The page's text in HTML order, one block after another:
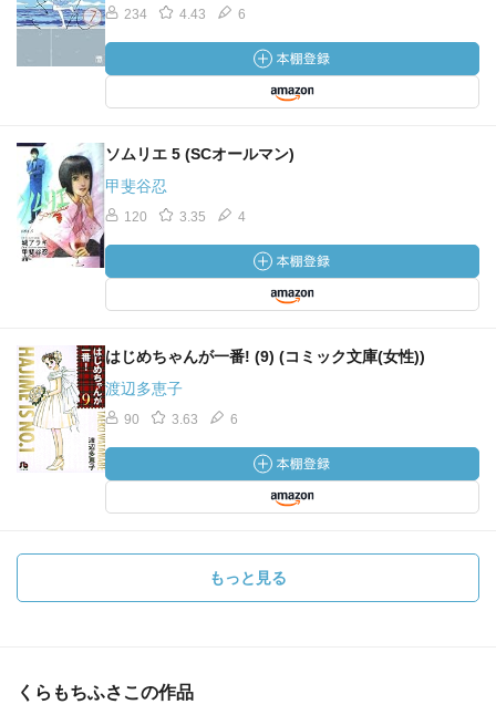
234 4.43 6
ソムリエ 5 (SCオールマン)
甲斐谷忍
120 3.35 4
はじめちゃんが一番! (9) (コミック文庫(女性))
渡辺多恵子
90 3.63 6
もっと見る
くらもちふさこの作品